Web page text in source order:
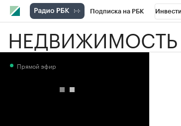
Подписка на РБК
РБК Вино Спорт
НЕДВИЖИМОСТЬ
Прямой эфир